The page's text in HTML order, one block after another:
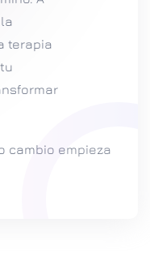
terapia
cambio empieza